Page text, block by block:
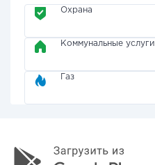
Охрана
Коммунальные услуги
Газ